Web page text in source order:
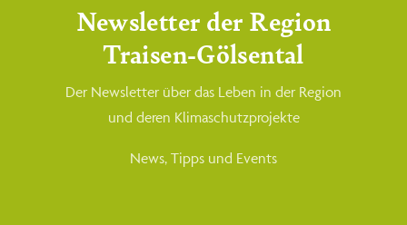
Aliquam dictum amet blandit efficitur.
Newsletter der Region
Traisen-Gölsental
Der Newsletter über das Leben in der Region
und deren Klimaschutzprojekte
News, Tipps und Events